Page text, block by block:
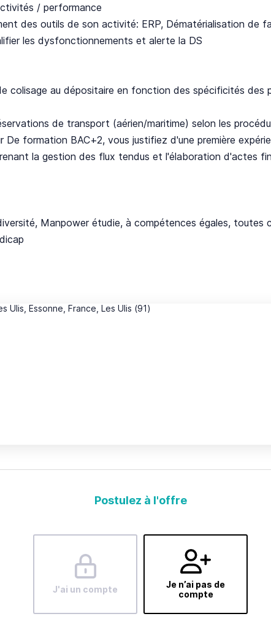
/ performance
des outils de son activité: ERP, Dématérialisation de
les dysfonctionnements et alerte la DS
colisage au dépositaire en fonction des spécificités des
de transport (aérien/maritime) selon les
De formation BAC+2, vous justifiez d'une première
la gestion des flux tendus et l'élaboration d'actes
Manpower étudie, à compétences égales, toutes
Postulez à l'offre
J'ai un compte
Je n’ai pas de
compte